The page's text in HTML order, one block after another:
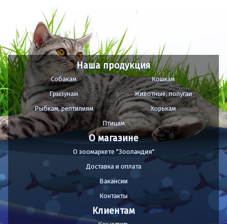
Наша продукция
Собакам
Кошкам
Грызунам
Животные, попугаи
Рыбкам, рептилиям
Хорькам
Птицам
О магазине
О зоомаркете "Зооландия"
Доставка и оплата
Вакансии
Контакты
Клиентам